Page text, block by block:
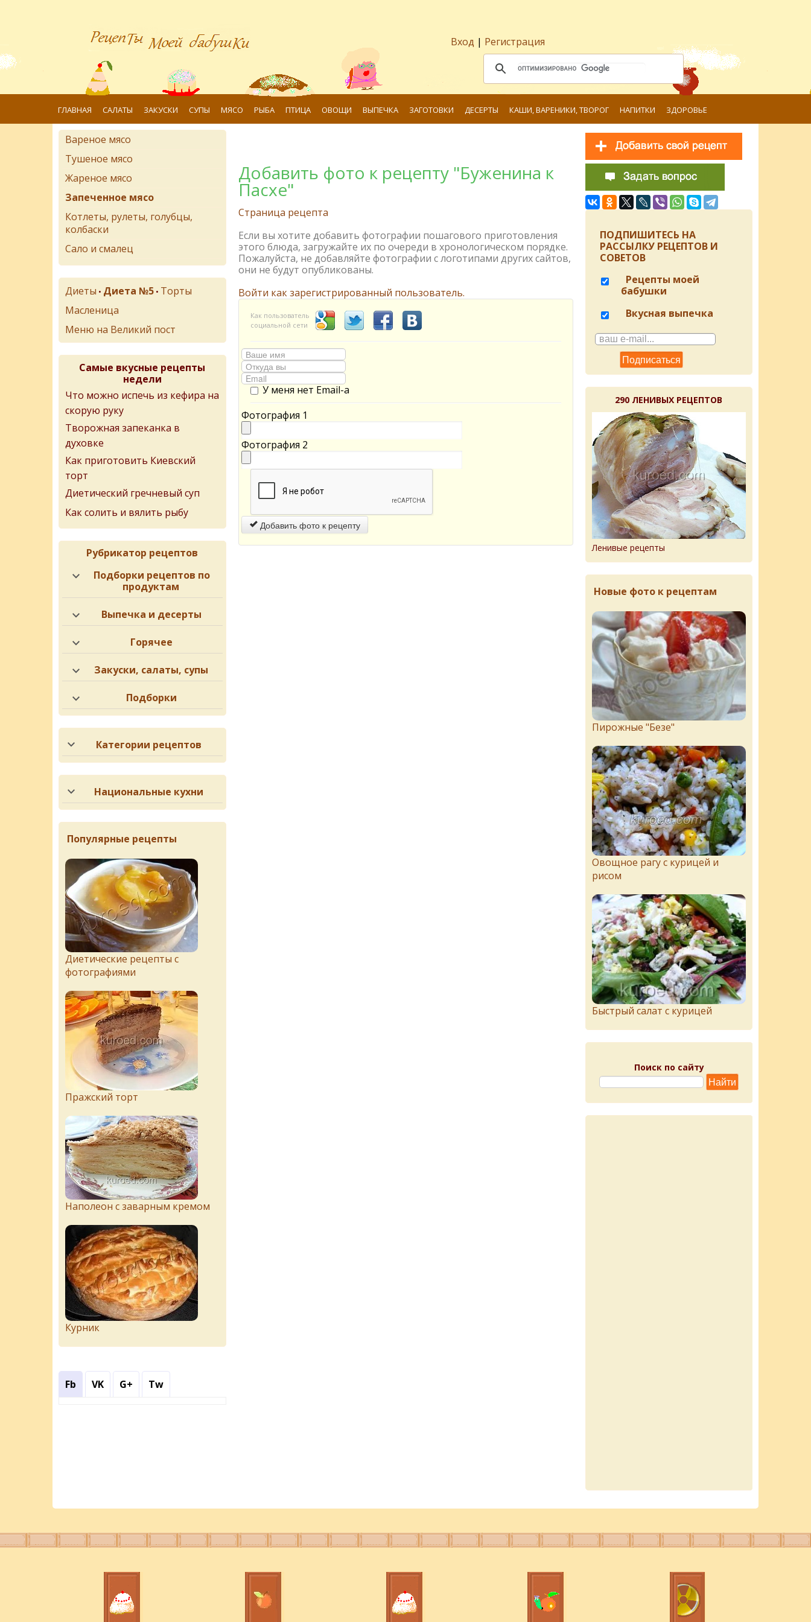
Вход | Регистрация
ГЛАВНАЯ САЛАТЫ ЗАКУСКИ СУПЫ МЯСО РЫБА ПТИЦА ОВОЩИ ВЫПЕЧКА ЗАГОТОВКИ ДЕСЕРТЫ КАШИ, ВАРЕНИКИ, ТВОРОГ НАПИТКИ ЗДОРОВЬЕ
Добавить фото к рецепту "Буженина к
Пасхе"
Страница рецепта
Если вы хотите добавить фотографии пошагового приготовления
этого блюда, загружайте их по очереди в хронологическом порядке.
Пожалуйста, не добавляйте фотографии с логотипами других сайтов,
они не будут опубликованы.
Войти как зарегистрированный пользователь.
Как пользователь
социальной сети
У меня нет Email-а
Фотография 1
Фотография 2
Добавить фото к рецепту
Вареное мясо
Тушеное мясо
Жареное мясо
Запеченное мясо
Котлеты, рулеты, голубцы,
колбаски
Сало и смалец
Диеты • Диета №5 • Торты
Масленица
Меню на Великий пост
Самые вкусные рецепты
недели
Что можно испечь из кефира на
скорую руку
Творожная запеканка в
духовке
Как приготовить Киевский
торт
Диетический гречневый суп
Как солить и вялить рыбу
Рубрикатор рецептов
Подборки рецептов по
продуктам
Выпечка и десерты
Горячее
Закуски, салаты, супы
Подборки
Категории рецептов
Национальные кухни
Популярные рецепты
Диетические рецепты с
фотографиями
Пражский торт
Наполеон с заварным кремом
Курник
Fb VK G+ Tw
ПОДПИШИТЕСЬ НА
РАССЫЛКУ РЕЦЕПТОВ И
СОВЕТОВ
Рецепты моей
бабушки
Вкусная выпечка
290 ЛЕНИВЫХ РЕЦЕПТОВ
Ленивые рецепты
Новые фото к рецептам
Пирожныe "Бeзe"
Овощное рагу с курицей и
рисом
Быстрый салат с курицей
Поиск по сайту